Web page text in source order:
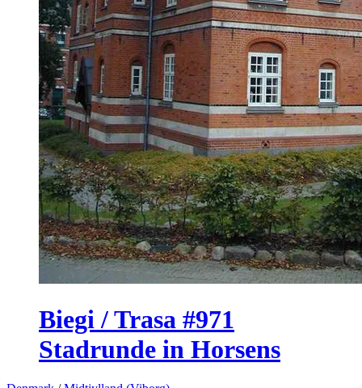
Biegi / Trasa #971
Stadrunde in Horsens